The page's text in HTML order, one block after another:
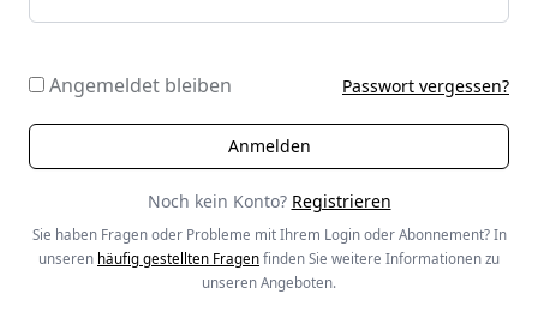
Angemeldet bleiben Passwort vergessen?
Noch kein Konto? Registrieren
Sie haben Fragen oder Probleme mit Ihrem Login oder Abonnement? In
unseren häufig gestellten Fragen finden Sie weitere Informationen zu
unseren Angeboten.